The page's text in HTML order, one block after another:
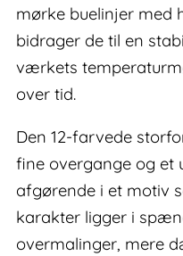
mørke buelinjer med
bidrager de til en
værkets
over tid.
Den 12-farvede
fine overgange og et
afgørende i et motiv
karakter ligger i
overmalinger, mere